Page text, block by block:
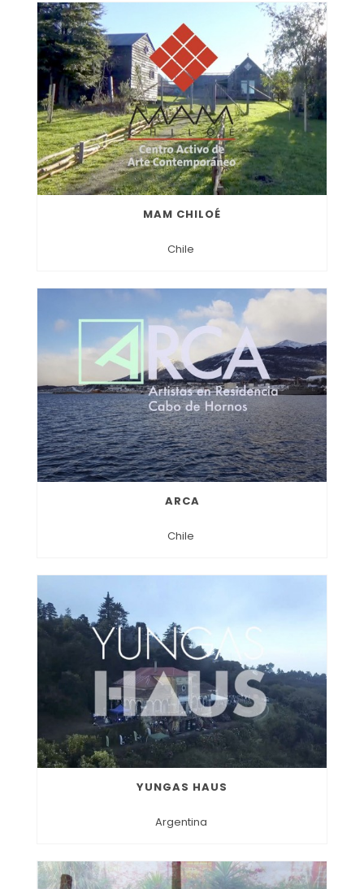
MAM CHILOÉ
Chile
ARCA
Chile
YUNGAS HAUS
Argentina